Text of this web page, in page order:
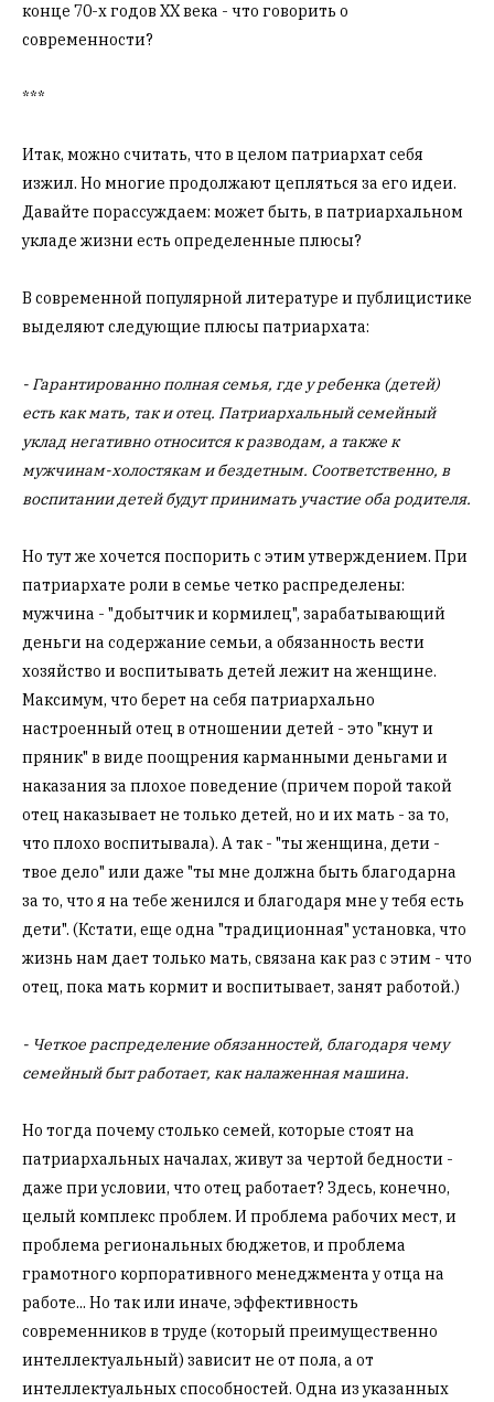
конце 70-х годов XX века - что говорить о
современности?
***
Итак, можно считать, что в целом патриархат себя
изжил. Но многие продолжают цепляться за его идеи.
Давайте порассуждаем: может быть, в патриархальном
укладе жизни есть определенные плюсы?
В современной популярной литературе и публицистике
выделяют следующие плюсы патриархата:
- Гарантированно полная семья, где у ребенка (детей)
есть как мать, так и отец. Патриархальный семейный
уклад негативно относится к разводам, а также к
мужчинам-холостякам и бездетным. Соответственно, в
воспитании детей будут принимать участие оба родителя.
Но тут же хочется поспорить с этим утверждением. При
патриархате роли в семье четко распределены:
мужчина - "добытчик и кормилец", зарабатывающий
деньги на содержание семьи, а обязанность вести
хозяйство и воспитывать детей лежит на женщине.
Максимум, что берет на себя патриархально
настроенный отец в отношении детей - это "кнут и
пряник" в виде поощрения карманными деньгами и
наказания за плохое поведение (причем порой такой
отец наказывает не только детей, но и их мать - за то,
что плохо воспитывала). А так - "ты женщина, дети -
твое дело" или даже "ты мне должна быть благодарна
за то, что я на тебе женился и благодаря мне у тебя есть
дети". (Кстати, еще одна "традиционная" установка, что
жизнь нам дает только мать, связана как раз с этим - что
отец, пока мать кормит и воспитывает, занят работой.)
- Четкое распределение обязанностей, благодаря чему
семейный быт работает, как налаженная машина.
Но тогда почему столько семей, которые стоят на
патриархальных началах, живут за чертой бедности -
даже при условии, что отец работает? Здесь, конечно,
целый комплекс проблем. И проблема рабочих мест, и
проблема региональных бюджетов, и проблема
грамотного корпоративного менеджмента у отца на
работе... Но так или иначе, эффективность
современников в труде (который преимущественно
интеллектуальный) зависит не от пола, а от
интеллектуальных способностей. Одна из указанных